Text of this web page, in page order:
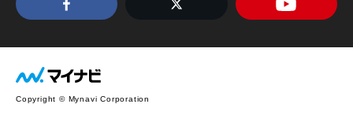
Copyright © Mynavi Corporation